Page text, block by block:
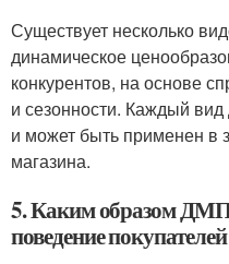
Существует несколько
динамическое
конкурентов, на основе
и сезонности. Каждый
и может быть применен в
магазина.
5. Каким образом
поведение покупателей